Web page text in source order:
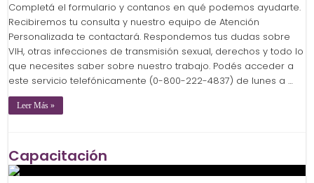
Completá el formulario y contanos en qué podemos ayudarte.
Recibiremos tu consulta y nuestro equipo de Atención
Personalizada te contactará. Respondemos tus dudas sobre
VIH, otras infecciones de transmisión sexual, derechos y todo lo
que necesites saber sobre nuestro trabajo. Podés acceder a
este servicio telefónicamente (0-800-222-4837) de lunes a …
Leer Más »
Capacitación